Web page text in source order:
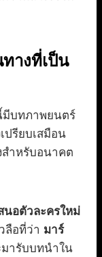
างที่เป็น
บทภาพยนตร์
ปรียบเสมือน
สำหรับอนาคต
อตัวละครใหม่
ลือที่ว่า มาร์
มารับบทนำใน